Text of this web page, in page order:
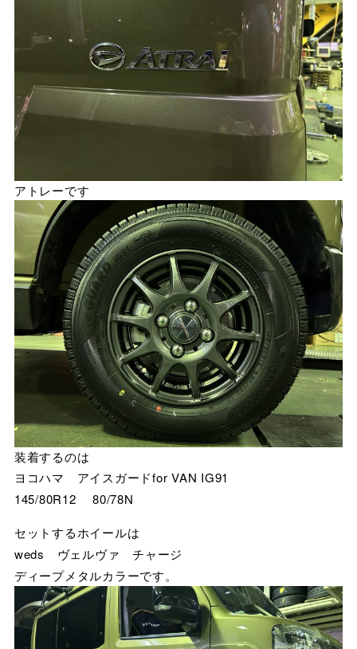
アトレーです
装着するのは
ヨコハマ アイスガードfor VAN IG91
145/80R12 80/78N
セットするホイールは
weds ヴェルヴァ チャージ
ディープメタルカラーです。